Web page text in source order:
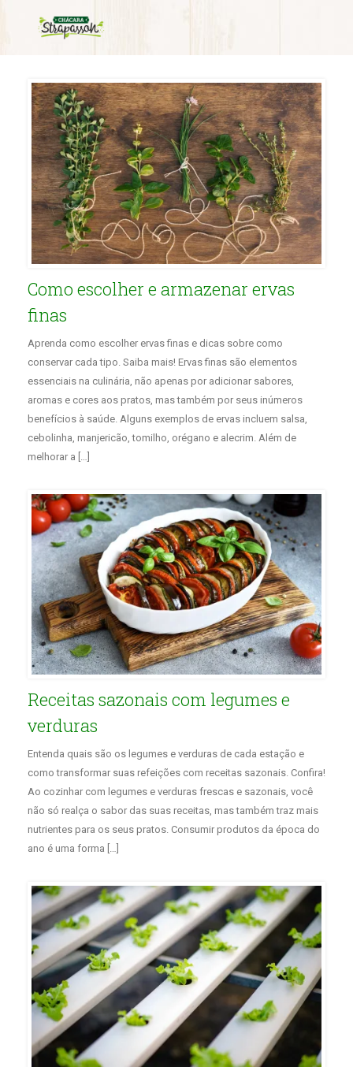
Como escolher e armazenar ervas
finas
Aprenda como escolher ervas finas e dicas sobre como
conservar cada tipo. Saiba mais! Ervas finas são elementos
essenciais na culinária, não apenas por adicionar sabores,
aromas e cores aos pratos, mas também por seus inúmeros
benefícios à saúde. Alguns exemplos de ervas incluem salsa,
cebolinha, manjericão, tomilho, orégano e alecrim. Além de
melhorar a […]
Receitas sazonais com legumes e
verduras
Entenda quais são os legumes e verduras de cada estação e
como transformar suas refeições com receitas sazonais. Confira!
Ao cozinhar com legumes e verduras frescas e sazonais, você
não só realça o sabor das suas receitas, mas também traz mais
nutrientes para os seus pratos. Consumir produtos da época do
ano é uma forma […]